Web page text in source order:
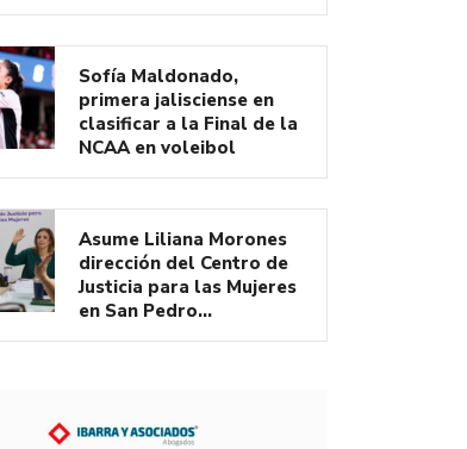
Sofía Maldonado,
primera jalisciense en
clasificar a la Final de la
NCAA en voleibol
Asume Liliana Morones
dirección del Centro de
Justicia para las Mujeres
en San Pedro…